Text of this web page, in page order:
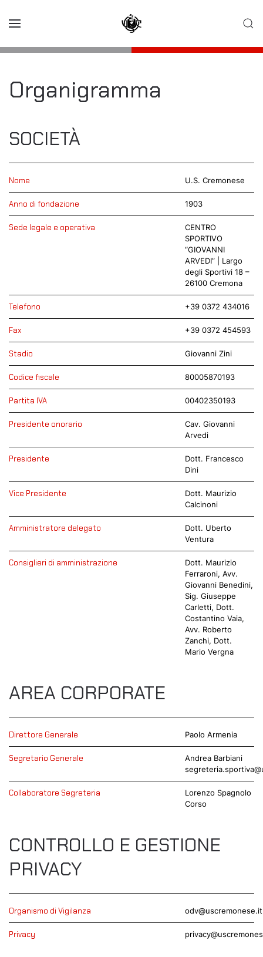
Organigramma
SOCIETÀ
Nome U.S. Cremonese
Anno di fondazione 1903
Sede legale e operativa
CENTRO
SPORTIVO
“GIOVANNI
ARVEDI” | Largo
degli Sportivi 18 –
26100 Cremona
Telefono +39 0372 434016
Fax +39 0372 454593
Stadio Giovanni Zini
Codice fiscale 80005870193
Partita IVA 00402350193
Presidente onorario
Cav. Giovanni
Arvedi
Presidente
Dott. Francesco
Dini
Vice Presidente
Dott. Maurizio
Calcinoni
Amministratore delegato
Dott. Uberto
Ventura
Consiglieri di amministrazione
Dott. Maurizio
Ferraroni, Avv.
Giovanni Benedini,
Sig. Giuseppe
Carletti, Dott.
Costantino Vaia,
Avv. Roberto
Zanchi, Dott.
Mario Vergna
AREA CORPORATE
Direttore Generale Paolo Armenia
Segretario Generale
Andrea Barbiani
Collaboratore Segreteria
Lorenzo Spagnolo
Corso
CONTROLLO E GESTIONE
PRIVACY
Organismo di Vigilanza odv@uscremonese.it
Privacy